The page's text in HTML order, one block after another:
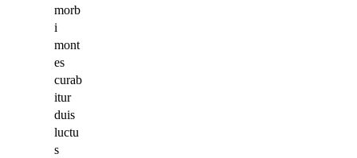
morb
i
mont
es
curab
itur
duis
luctu
s